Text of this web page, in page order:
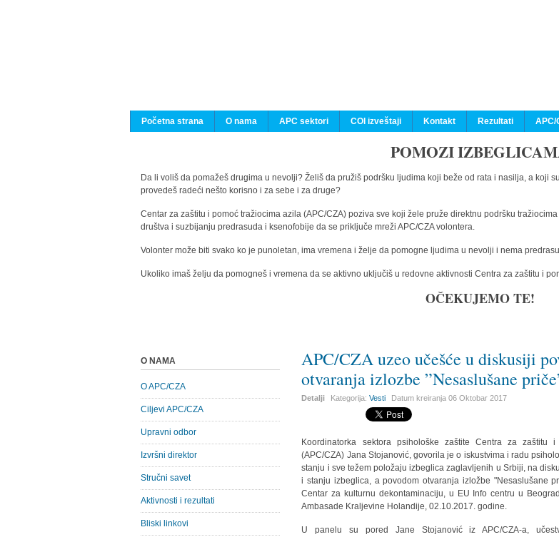
Početna strana
O nama APC sektori COI izveštaji Kontakt Rezultati APC/
POMOZI
Da li voliš da pomažeš drugima u nevolji? Želiš da pružiš podršku ljudima koji beže od rata i nasilja, a koji
provedeš radeći nešto korisno i za sebe i za druge?
Centar za zaštitu i pomoć tražiocima azila (APC/CZA) poziva sve koji žele pruže direktnu podršku
društva i suzbijanju predrasuda i ksenofobije da se priključe mreži APC/CZA volontera.
Volonter može biti svako ko je punoletan, ima vremena i želje da pomogne ljudima u nevolji i nema
Ukoliko imaš želju da pomogneš i vremena da se aktivno uključiš u redovne aktivnosti Centra za zaštitu i
OČEKUJEMO TE!
APC/CZA uzeo učešće u diskusiji
otvaranja izlozbe ”Nesaslušane
Detalji Kategorija:Vesti Datum kreiranja06 Oktobar 2017
Koordinatorka sektora psihološke zaštite Centra za zaštitu
(APC/CZA) Jana Stojanović, govorila je o iskustvima i radu
stanju i sve težem položaju izbeglica zaglavljenih u Srbiji, na
i stanju izbeglica, a povodom otvaranja izložbe "Nesaslušane
Centar za kulturnu dekontaminaciju, u EU Info centru u
Ambasade Kraljevine Holandije, 02.10.2017. godine.
U panelu su pored Jane Stojanović iz APC/CZA-a,
O NAMA
O APC/CZA
Ciljevi APC/CZA
Upravni odbor
Izvršni direktor
Stručni savet
Aktivnosti i rezultati
Bliski linkovi